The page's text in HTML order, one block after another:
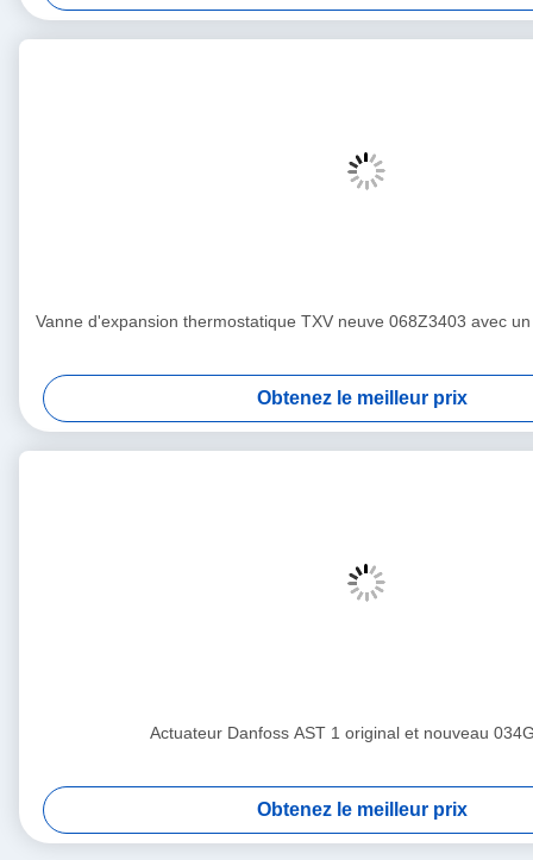
Vanne d'expansion thermostatique TXV neuve 068Z3403 avec
Obtenez le meilleur prix
Actuateur Danfoss AST 1 original et nouveau
Obtenez le meilleur prix